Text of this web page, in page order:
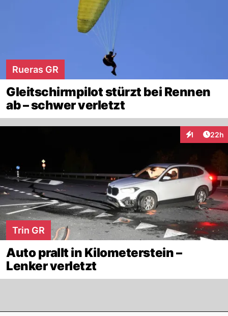
Rueras GR
Gleitschirmpilot stürzt bei Rennen
ab – schwer verletzt
1
Interaktionen
22h
Trin GR
Auto prallt in Kilometerstein –
Lenker verletzt